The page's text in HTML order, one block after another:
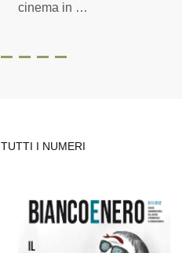
cinema in …
TUTTI I NUMERI